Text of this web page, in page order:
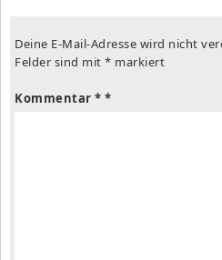
Deine E-Mail-Adresse wird nicht
Felder sind mit * markiert
Kommentar *